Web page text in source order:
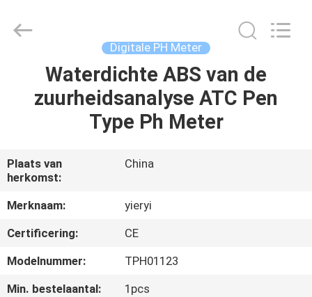
THUIS
PRODUCTEN
OVER
ONS
FABRIEKSREIS
YIERYI
Technology
Digitale PH Meter
Waterdichte ABS van de
zuurheidsanalyse ATC Pen
Type Ph Meter
Plaats van
herkomst:
China
Merknaam:
yieryi
Certificering:
CE
Modelnummer:
TPH01123
Min. bestelaantal:
1pcs